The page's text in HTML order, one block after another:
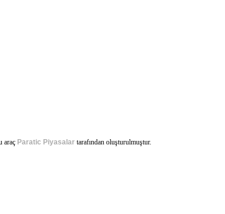
araç Paratic Piyasalar tarafından oluşturulmuştur.